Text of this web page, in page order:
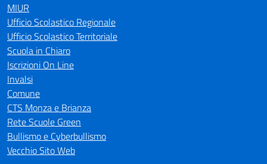
MIUR
Ufficio Scolastico Regionale
Ufficio Scolastico Territoriale
Scuola in Chiaro
Iscrizioni On Line
Invalsi
Comune
CTS Monza e Brianza
Rete Scuole Green
Bullismo e Cyberbullismo
Vecchio Sito Web